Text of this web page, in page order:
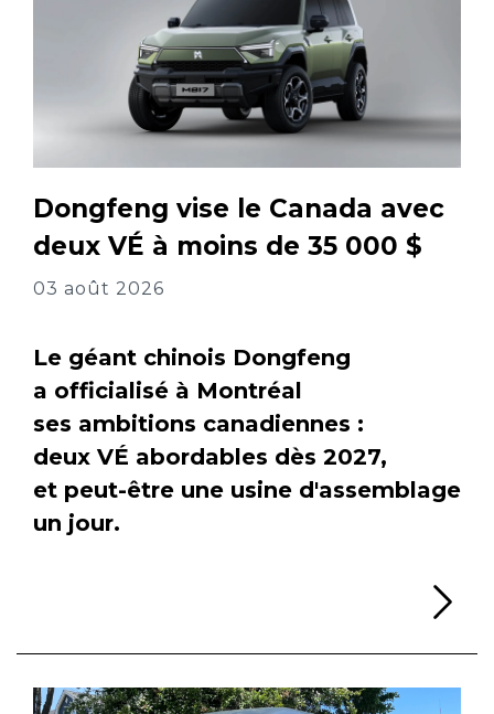
Dongfeng vise le Canada avec
deux VÉ à moins de 35 000 $
03 août 2026
Le géant chinois Dongfeng
a officialisé à Montréal
ses ambitions canadiennes :
deux VÉ abordables dès 2027,
et peut-être une usine d'assemblage
un jour.